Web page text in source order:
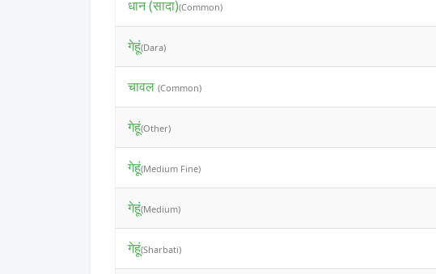
धान (सादा)(Common)
गेहूं(Dara)
चावल (Common)
गेहूं(Other)
गेहूं(Medium Fine)
गेहूं(Medium)
गेहूं(Sharbati)